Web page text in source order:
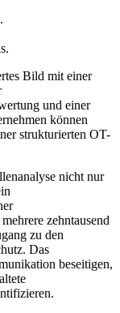
Bild mit einer
und einer
können
strukturierten OT-
nicht nur
zehntausend
zu den
Das
beseitigen,